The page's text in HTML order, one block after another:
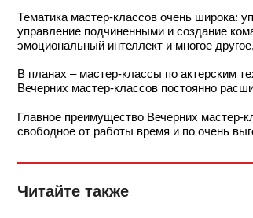
Тематика мастер-классов очень широка:
управление подчиненными и создание
эмоциональный интеллект и многое другое.
В планах – мастер-классы по актерским
Вечерних мастер-классов постоянно
Главное преимущество Вечерних мастер-
свободное от работы время и по очень
Читайте также